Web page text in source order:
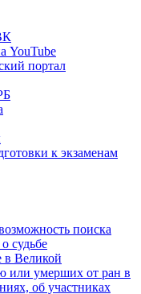
YouTube
портал
к экзаменам